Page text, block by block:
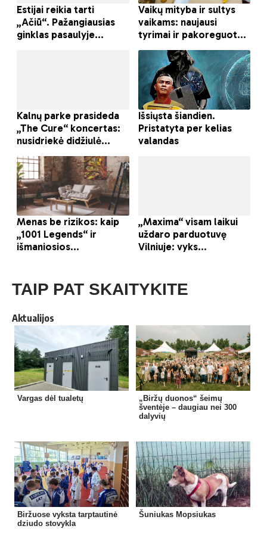
TAIP PAT SKAITYKITE
Aktualijos
Vargas dėl tualetų
„Biržų duonos“ šeimų
šventėje – daugiau nei 300
dalyvių
Biržuose vyksta tarptautinė
dziudo stovykla
Šuniukas Mopsiukas